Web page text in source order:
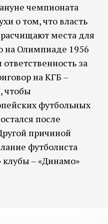
чемпионата
о том, что власть
места для
на Олимпиаде 1956
за
на КГБ –
чтобы
футбольных
после
причиной
футболиста
клубы – «Динамо»